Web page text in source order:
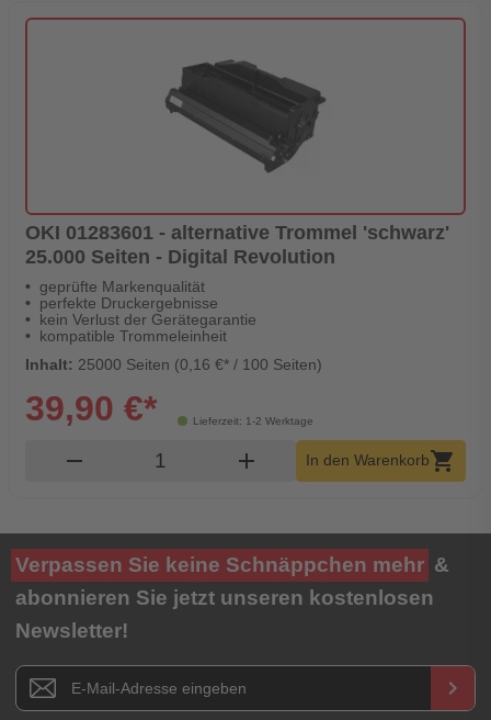
OKI 01283601 - alternative Trommel 'schwarz'
25.000 Seiten - Digital Revolution
geprüfte Markenqualität
perfekte Druckergebnisse
kein Verlust der Gerätegarantie
kompatible Trommeleinheit
Inhalt: 25000 Seiten (0,16 €* / 100 Seiten)
Lieferzeit: 1-2 Werktage
39,90 €*
remove Produkt Warenkorb Menge
add In den Warenkorbshopping_cart
Verpassen Sie keine Schnäppchen mehr &
abonnieren Sie jetzt unseren kostenlosen
Newsletter!
Newsletter E-Mail Adresse keyboard_arrow_right